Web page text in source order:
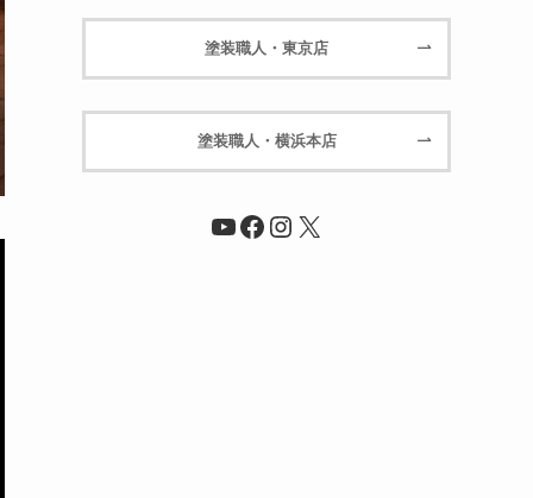
塗装職人・東京店
塗装職人・横浜本店
YouTube
Facebook
Instagram
X